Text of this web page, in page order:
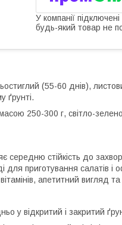
У компанії
будь-який товар не
(55-60 днів),
ґрунті.
250-300 г, світло-
середню стійкість до
для приготування салатів
апетитний вигляд та
у відкритий і закритий